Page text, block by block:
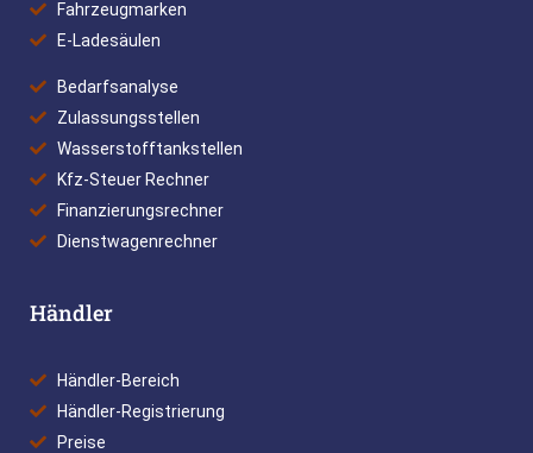
Fahrzeugmarken
E-Ladesäulen
Bedarfsanalyse
Zulassungsstellen
Wasserstofftankstellen
Kfz-Steuer Rechner
Finanzierungsrechner
Dienstwagenrechner
Händler
Händler-Bereich
Händler-Registrierung
Preise